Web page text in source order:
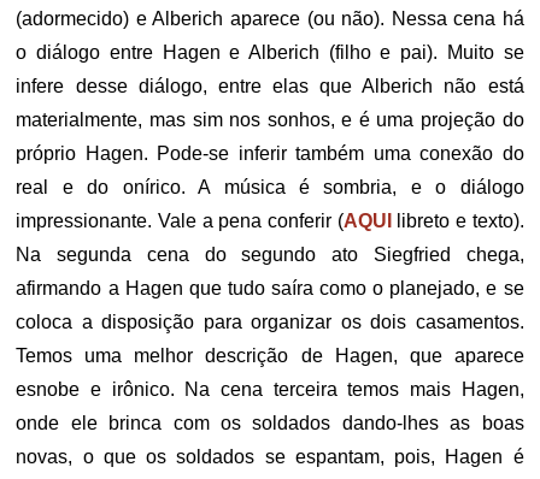
(adormecido) e Alberich aparece (ou não). Nessa cena há
o diálogo entre Hagen e Alberich (filho e pai). Muito se
infere desse diálogo, entre elas que Alberich não está
materialmente, mas sim nos sonhos, e é uma projeção do
próprio Hagen. Pode-se inferir também uma conexão do
real e do onírico. A música é sombria, e o diálogo
impressionante. Vale a pena conferir (AQUI
libreto e texto).
Na segunda cena do segundo ato Siegfried chega,
afirmando a Hagen que tudo saíra como o planejado, e se
coloca a disposição para organizar os dois casamentos.
Temos uma melhor descrição de Hagen, que aparece
esnobe e irônico. Na cena terceira temos mais Hagen,
onde ele brinca com os soldados dando-lhes as boas
novas, o que os soldados se espantam, pois, Hagen é